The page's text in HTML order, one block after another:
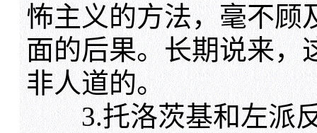
怖主义的方法，毫不顾
面的后果。长期说来，
非人道的。
3.托洛茨基和左派反